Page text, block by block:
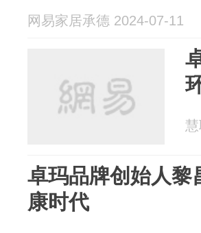
网易家居承德 2024-07-11
卓玛品牌创始人黎
康时代